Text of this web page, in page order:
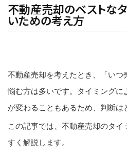
不動産売却のベストな
いための考え方
不動産売却を考えたとき、「いつ
悩む方は多いです。タイミングに
が変わることもあるため、判断は
この記事では、不動産売却のタ
すく解説します。